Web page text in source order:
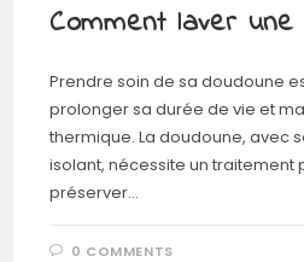
Comment laver
Prendre soin de sa doudoune
prolonger sa durée de vie et
thermique. La doudoune, avec
isolant, nécessite un traitement
préserver…
0 COMMENTS